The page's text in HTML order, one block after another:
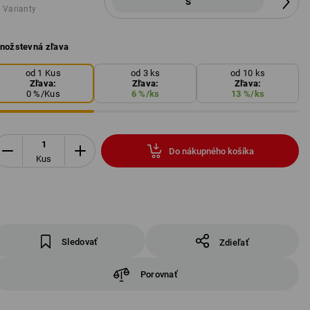
Varianty
zľava
od 1 Kus
Zľava:
0 %/Kus
od 3 ks
Zľava:
6 %/ks
od 10 ks
Zľava:
13 %/ ks
Kus
Do nákupného košíka
Sledovať Zdieľať
Porovnať